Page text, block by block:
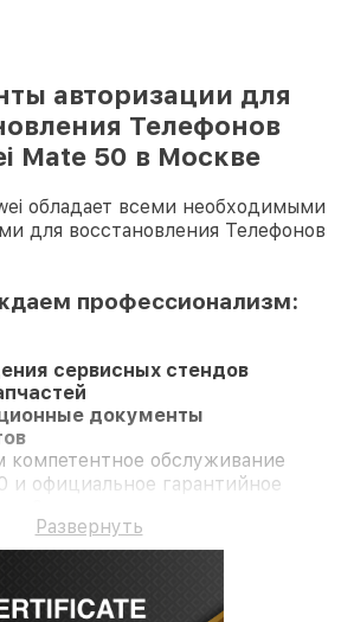
авторизации для
Телефонов
Mate 50 в Москве
обладает всеми необходимыми
для восстановления Телефонов
профессионализм:
сервисных стендов
документы
компетентное обслуживание
и официальное гарантийное
Развернуть